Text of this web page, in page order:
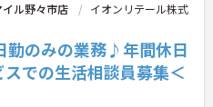
ル野々市店
イオンリテール株式
勤のみの業務♪年間休日
での生活相談員募集＜